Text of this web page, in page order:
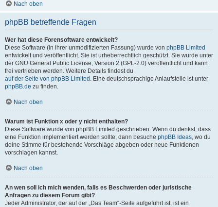
Nach oben
phpBB betreffende Fragen
Wer hat diese Forensoftware entwickelt?
Diese Software (in ihrer unmodifizierten Fassung) wurde von phpBB Limited
entwickelt und veröffentlicht. Sie ist urheberrechtlich geschützt. Sie wurde unter
der GNU General Public License, Version 2 (GPL-2.0) veröffentlicht und kann
frei vertrieben werden. Weitere Details findest du
auf der Seite von phpBB Limited . Eine deutschsprachige Anlaufstelle ist unter
phpBB.de zu finden.
Nach oben
Warum ist Funktion x oder y nicht enthalten?
Diese Software wurde von phpBB Limited geschrieben. Wenn du denkst, dass
eine Funktion implementiert werden sollte, dann besuche phpBB Ideas, wo du
deine Stimme für bestehende Vorschläge abgeben oder neue Funktionen
vorschlagen kannst.
Nach oben
An wen soll ich mich wenden, falls es Beschwerden oder juristische
Anfragen zu diesem Forum gibt?
Jeder Administrator, der auf der „Das Team“-Seite aufgeführt ist, ist ein